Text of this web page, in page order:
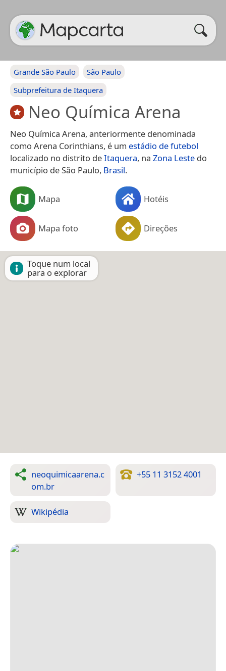
Grande São Paulo
São Paulo
Subprefeitura de Itaquera
Neo Química Arena
Neo Química Arena, anteriormente denominada
como Arena Corinthians, é um estádio de futebol
localizado no distrito deItaquera, na Zona Leste do
município de São Paulo, Brasil.
Mapa Hotéis
Mapa foto Direções
Toque num local
para o explorar
neoquimicaarena.c
om.br
+55 11 3152 4001
Wikipédia